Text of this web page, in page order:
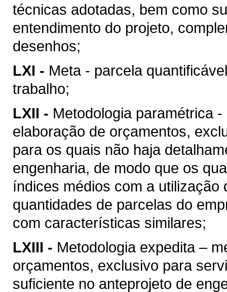
técnicas adotadas, bem como
entendimento do projeto,
desenhos;
LXI - Meta - parcela
trabalho;
LXII - Metodologia paramétrica
elaboração de orçamentos,
para os quais não haja
engenharia, de modo que os
índices médios com a
quantidades de parcelas do
com características similares;
LXIII - Metodologia expedita –
orçamentos, exclusivo para
suficiente no anteprojeto de